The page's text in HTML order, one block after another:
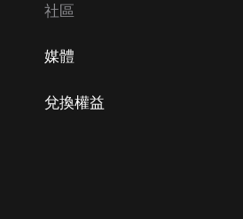
社區
媒體
兌換權益